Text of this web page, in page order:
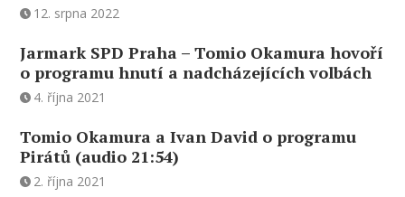
12. srpna 2022
Jarmark SPD Praha – Tomio Okamura hovoří
o programu hnutí a nadcházejících volbách
4. října 2021
Tomio Okamura a Ivan David o programu
Pirátů (audio 21:54)
2. října 2021